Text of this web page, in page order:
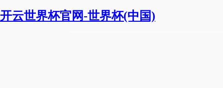
开云世界杯官网-世界杯(中国)